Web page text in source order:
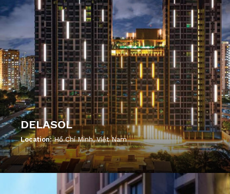
DELASOL
Location:Hồ Chí Minh, Việt Nam